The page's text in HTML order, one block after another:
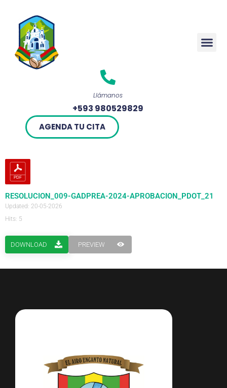
Llámanos
+593 980529829
AGENDA TU CITA
RESOLUCION_009-GADPREA-2024-APROBACION_PDOT_21
Updated: 20-05-2026
Hits: 5
DOWNLOAD PREVIEW